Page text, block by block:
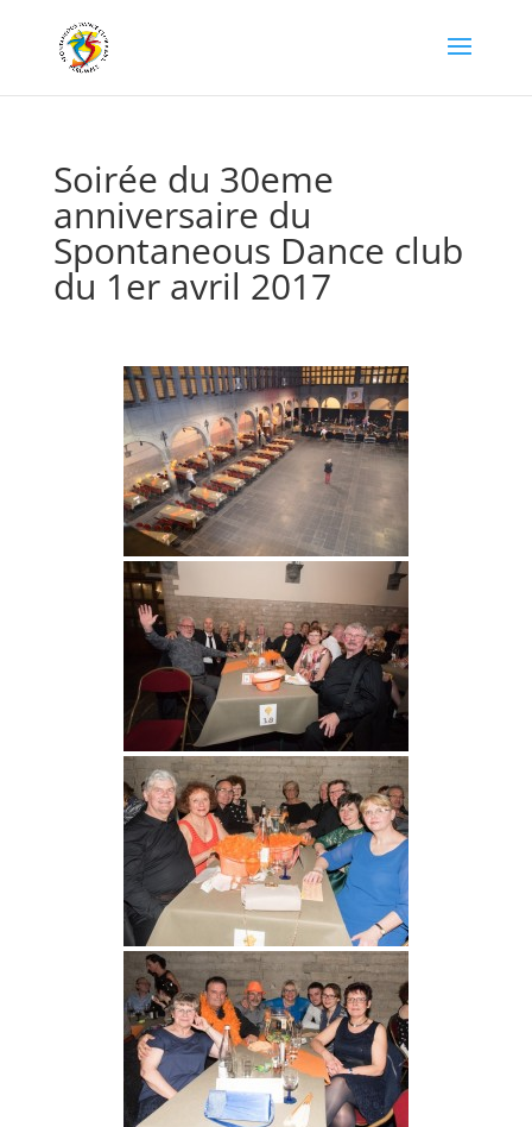
Soirée du 30eme
anniversaire du
Spontaneous Dance club
du 1er avril 2017